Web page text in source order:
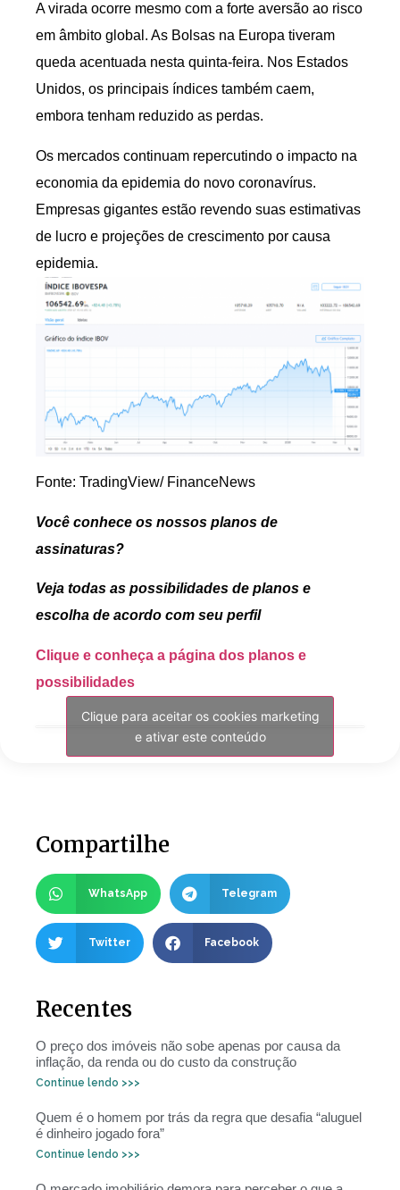
A virada ocorre mesmo com a forte aversão ao risco
em âmbito global. As Bolsas na Europa tiveram
queda acentuada nesta quinta-feira. Nos Estados
Unidos, os principais índices também caem,
embora tenham reduzido as perdas.
Os mercados continuam repercutindo o impacto na
economia da epidemia do novo coronavírus.
Empresas gigantes estão revendo suas estimativas
de lucro e projeções de crescimento por causa
epidemia.
Fonte: TradingView/ FinanceNews
Você conhece os nossos planos de
assinaturas?
Veja todas as possibilidades de planos e
escolha de acordo com seu perfil
Clique e conheça a página dos planos e
possibilidades
Clique para aceitar os cookies marketing
e ativar este conteúdo
Compartilhe
WhatsApp Telegram
Twitter Facebook
Recentes
O preço dos imóveis não sobe apenas por causa da
inflação, da renda ou do custo da construção
Continue lendo >>>
Quem é o homem por trás da regra que desafia “aluguel
é dinheiro jogado fora”
Continue lendo >>>